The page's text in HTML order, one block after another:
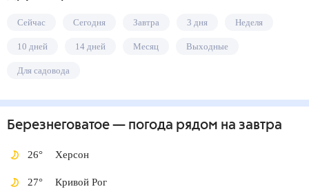
Сейчас Сегодня Завтра 3 дня Неделя
10 дней 14 дней Месяц Выходные
Для садовода
Березнеговатое— погода рядом на завтра
26° Херсон
27° Кривой Рог